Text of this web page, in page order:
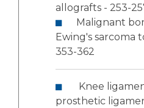
allografts - 253-
Malignant
Ewing's sarcoma
353-362
prosthetic